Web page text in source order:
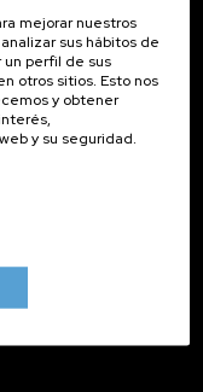
mejorar nuestros
sus hábitos de
perfil de sus
otros sitios. Esto nos
y obtener
y su seguridad.